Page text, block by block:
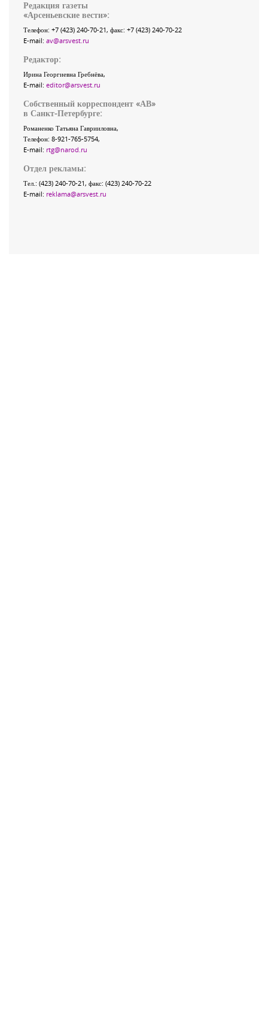
Редакция газеты
«Арсеньевские вести»:
Телефон: +7 (423) 240-70-21, факс: +7 (423) 240-70-22
E-mail: av@arsvest.ru
Редактор:
Ирина Георгиевна Гребнёва,
E-mail: editor@arsvest.ru
Собственный корреспондент «АВ»
в Санкт-Петербурге:
Романенко Татьяна Гаврииловна,
Телефон: 8-921-765-5754,
E-mail: rtg@narod.ru
Отдел рекламы:
Тел.: (423) 240-70-21, факс: (423) 240-70-22
E-mail: reklama@arsvest.ru